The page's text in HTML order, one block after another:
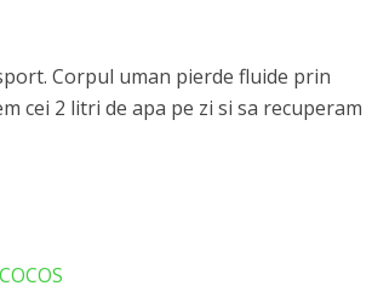
Corpul uman pierde fluide prin
cei 2 litri de apa pe zi si sa recuperam